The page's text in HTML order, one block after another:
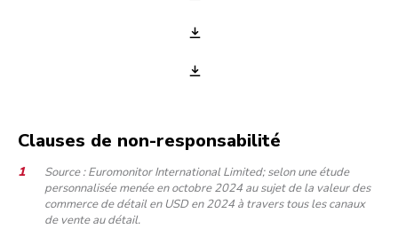
Clauses de non-responsabilité
Source : Euromonitor International Limited; selon une étude
personnalisée menée en octobre 2024 au sujet de la valeur des
commerce de détail en USD en 2024 à travers tous les canaux
de vente au détail.